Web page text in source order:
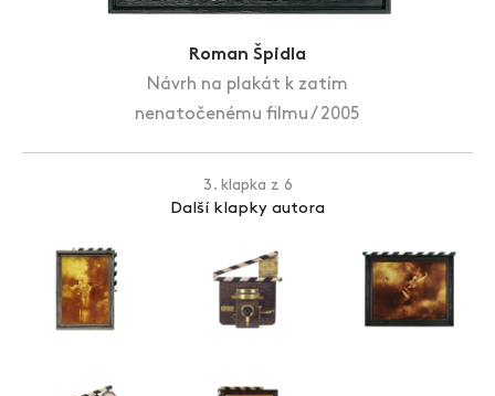
Roman Špidla
Návrh na plakát k zatím
nenatočenému filmu / 2005
3. klapka z 6
Další klapky autora